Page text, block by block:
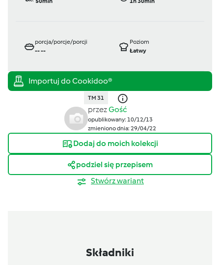
porcja/porcje/porcji
----
Poziom
Łatwy
TM 31
przezGość
opublikowany: 10/12/13
zmieniono dnia: 29/04/22
Dodaj do moich kolekcji
podziel się przepisem
Stwórz wariant
Składniki